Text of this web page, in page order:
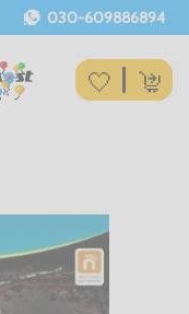
030-609886894